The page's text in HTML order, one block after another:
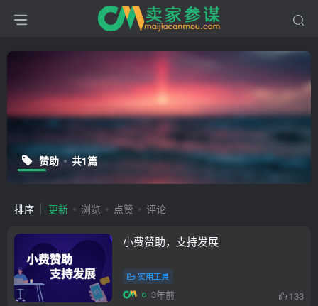
赞助 共1篇
排序 更新 浏览 点赞 评论
小费赞助，支持发展
实用工具
3年前 133